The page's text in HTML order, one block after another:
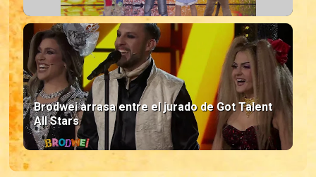
Brodwei arrasa entre el jurado de Got Talent
All Stars